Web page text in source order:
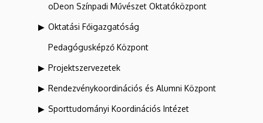
oDeon Színpadi Művészet Oktatóközpont
Oktatási Főigazgatóság
Pedagógusképző Központ
Projektszervezetek
Rendezvénykoordinációs és Alumni Központ
Sporttudományi Koordinációs Intézet